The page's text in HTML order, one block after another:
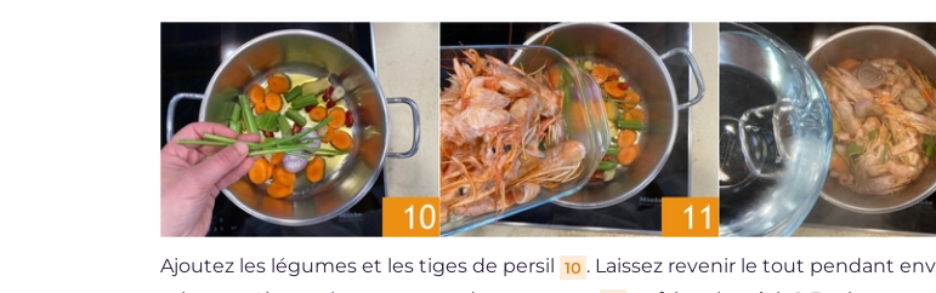
Ajoutez les légumes et les tiges de persil 10 . Laissez revenir le tout pendant